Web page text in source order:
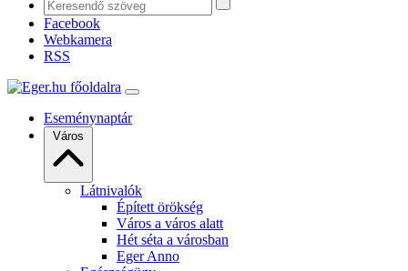
Facebook
Webkamera
RSS
Eseménynaptár
Város
Látnivalók
Épített örökség
Város a város alatt
Hét séta a városban
Eger Anno